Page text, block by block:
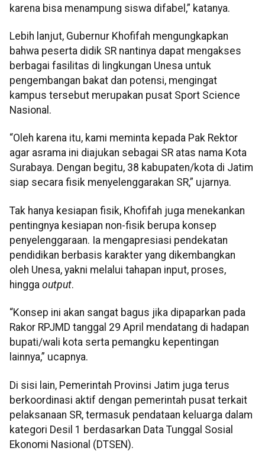
karena bisa menampung siswa difabel,” katanya.
Lebih lanjut, Gubernur Khofifah mengungkapkan
bahwa peserta didik SR nantinya dapat mengakses
berbagai fasilitas di lingkungan Unesa untuk
pengembangan bakat dan potensi, mengingat
kampus tersebut merupakan pusat Sport Science
Nasional.
“Oleh karena itu, kami meminta kepada Pak Rektor
agar asrama ini diajukan sebagai SR atas nama Kota
Surabaya. Dengan begitu, 38 kabupaten/kota di Jatim
siap secara fisik menyelenggarakan SR,” ujarnya.
Tak hanya kesiapan fisik, Khofifah juga menekankan
pentingnya kesiapan non-fisik berupa konsep
penyelenggaraan. Ia mengapresiasi pendekatan
pendidikan berbasis karakter yang dikembangkan
oleh Unesa, yakni melalui tahapan input, proses,
hingga output.
“Konsep ini akan sangat bagus jika dipaparkan pada
Rakor RPJMD tanggal 29 April mendatang di hadapan
bupati/wali kota serta pemangku kepentingan
lainnya,” ucapnya.
Di sisi lain, Pemerintah Provinsi Jatim juga terus
berkoordinasi aktif dengan pemerintah pusat terkait
pelaksanaan SR, termasuk pendataan keluarga dalam
kategori Desil 1 berdasarkan Data Tunggal Sosial
Ekonomi Nasional (DTSEN).